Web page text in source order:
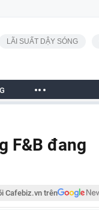
LÃI SUẤT DẬY SÓNG
F&B đang
Cafebiz.vn trên